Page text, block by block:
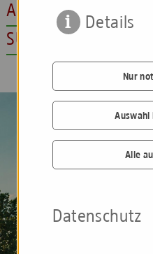
AUTAERIBUSAM
SUS, ULPARI RAT
Details
Nur
Alle
Datenschutz